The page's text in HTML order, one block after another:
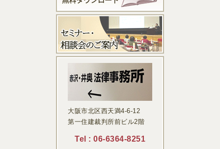
大阪市北区西天満4-6-12
第一住建裁判所前ビル2階
Tel : 06-6364-8251